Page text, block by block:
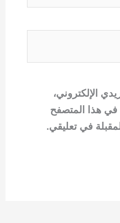
الإلكتروني،
في هذا المتصفح
في تعليقي.